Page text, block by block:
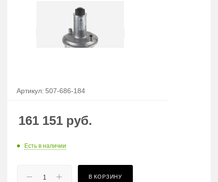
Артикул: 507-686-184
161 151 руб.
Есть в наличии
В КОРЗИНУ